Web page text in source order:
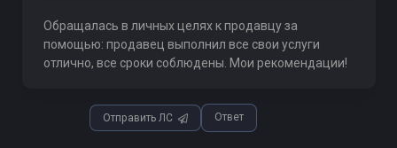
Обращалась в личных целях к продавцу за
помощью: продавец выполнил все свои услуги
отлично, все сроки соблюдены. Мои рекомендации!
Отправить ЛС Ответ